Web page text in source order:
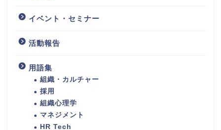
イベント・セミナー
活動報告
用語集
組織・カルチャー
採用
組織心理学
マネジメント
HR Tech